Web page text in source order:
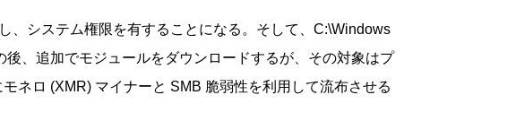
、システム権限を有することになる。そして、C:\Windows
、追加でモジュールをダウンロードするが、その対象はプ
ネロ (XMR) マイナーと SMB 脆弱性を利用して流布させる